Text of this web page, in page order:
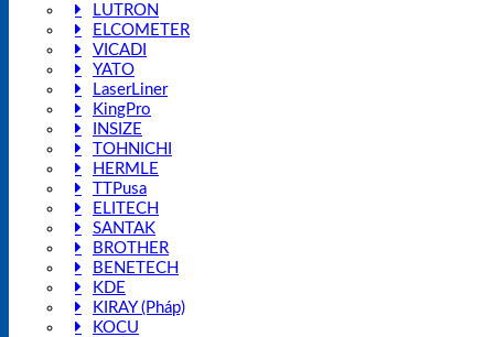
LUTRON
ELCOMETER
VICADI
YATO
LaserLiner
KingPro
INSIZE
TOHNICHI
HERMLE
TTPusa
ELITECH
SANTAK
BROTHER
BENETECH
KDE
KIRAY (Pháp)
KOCU